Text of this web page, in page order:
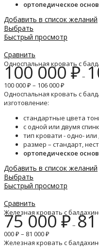
ортопедическое
Добавить в список желаний
Выбрать
Быстрый просмотр
Сравнить
Односпальная кровать с
100 000₽–
100 000 ₽ – 106 000 ₽
Односпальная кровать с
изготовление:
стандартные цвета
с одной или двумя
тип кровати - одно- или
размер – стандарт,
ортопедическое
Добавить в список желаний
Выбрать
Быстрый просмотр
Сравнить
Железная кровать с
75 000₽–
000 ₽ – 81 000 ₽
Железная кровать с